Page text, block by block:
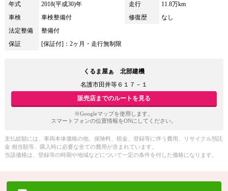
年式 2018(平成30)年 走行
11.8万km
車検
車検整備付 修復歴
なし
法定整備
整備付
保証
[保証付]：2ヶ月・走行無制限
くるま屋ぁ 北部建機
名護市田井等６１７－１
販売店までのルートを見る
※Googleマップを使用します。
スマートフォンの位置情報をONにしてください。
支払総額には、車両本体価格の他、保険料、税金、登録等に伴う費用、リサイクル預託
金 相当額等、購入時に必要な全ての費用が含まれています。
当該価格は、登録等の時期や地域などについて一定の条件を付した価格になります。